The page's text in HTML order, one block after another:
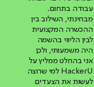
עבודה בתחום.
מבחינתי, השילוב בין
ההכשרה המקצועית
לבין הליווי בהשמה
היה משמעותי, ולכן
אני בהחלט ממליץ על
HackerU למי שרוצה
לעשות את הצעדים